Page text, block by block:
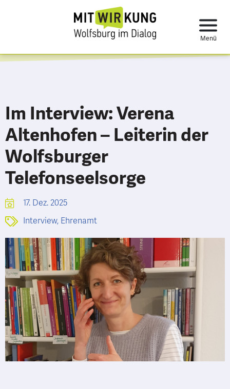
Im Interview: Verena
Altenhofen – Leiterin der
Wolfsburger
Telefonseelsorge
17. Dez. 2025
Interview, Ehrenamt